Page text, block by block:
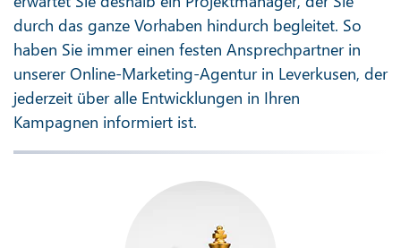
durch das ganze Vorhaben hindurch begleitet. So
haben Sie immer einen festen Ansprechpartner in
unserer Online-Marketing-Agentur in Leverkusen, der
jederzeit über alle Entwicklungen in Ihren
Kampagnen informiert ist.